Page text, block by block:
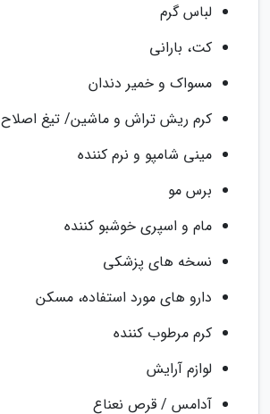
لباس گرم
کت، بارانی
مسواک و خمیر دندان
کرم ریش تراش و ماشین/ تیغ اصلاح
مینی شامپو و نرم کننده
برس مو
مام و اسپری خوشبو کننده
نسخه های پزشکی
دارو های مورد استفاده، مسکن
کرم مرطوب کننده
لوازم آرایش
آدامس / قرص نعناع